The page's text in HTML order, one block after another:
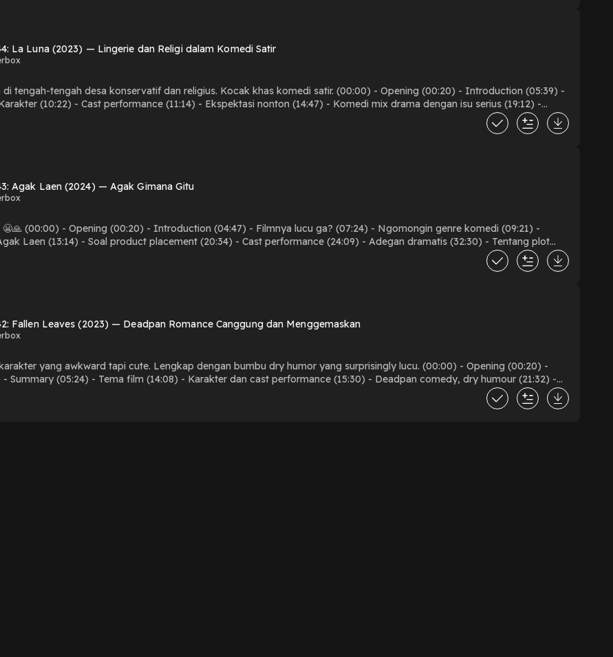
La Luna (2023) — Lingerie dan Religi dalam Komedi Satir
desa konservatif dan religius. Kocak khas komedi satir. (00:00) - Opening (00:20) - Introduction (05:39) -
mix drama dengan isu serius (19:12) -
(24:49) - Lucunya di mana? (29:17) - Visual (30:05) - Soundtrack (31:56) - Rating
Agak Laen (2024) — Agak Gimana Gitu
- Opening (00:20) - Introduction (04:47) - Filmnya lucu ga? (07:24) - Ngomongin genre komedi (09:21) -
- Soal product placement (20:34) - Cast performance (24:09) - Adegan dramatis (32:30) - Tentang plot
Fallen Leaves (2023) — Deadpan Romance Canggung dan Menggemaskan
yang awkward tapi cute. Lengkap dengan bumbu dry humor yang surprisingly lucu. (00:00) - Opening (00:20) -
Summary (05:24) - Tema film (14:08) - Karakter dan cast performance (15:30) - Deadpan comedy, dry humour (21:32) -
style (22:00) - Visual film (33:08) - Rating